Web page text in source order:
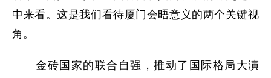
中来看。这是我们看待厦门会晤意义的两个关键视
角。
金砖国家的联合自强，推动了国际格局大演